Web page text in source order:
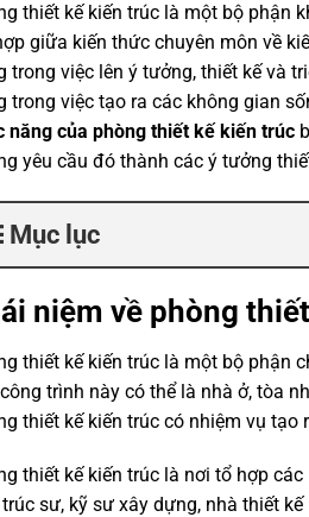
thiết kế kiến trúc là một bộ phận
giữa kiến thức chuyên môn về
trong việc lên ý tưởng, thiết kế và
trong việc tạo ra các không gian
năng của phòng thiết kế kiến trúc
yêu cầu đó thành các ý tưởng
Mục lục
niệm về phòng
thiết kế kiến trúc là một bộ phận
trình này có thể là nhà ở, tòa
thiết kế kiến trúc có nhiệm vụ
thiết kế kiến trúc là nơi tổ hợp
sư, kỹ sư xây dựng, nhà thiết